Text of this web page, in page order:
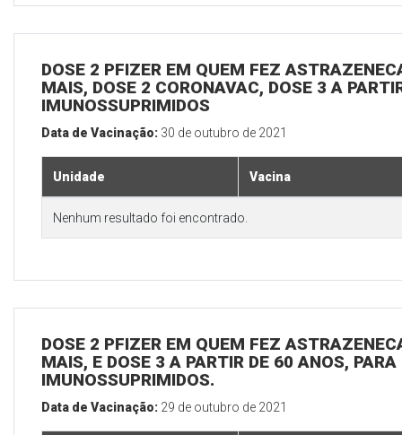
DOSE 2 PFIZER EM QUEM FEZ
MAIS, DOSE 2 CORONAVAC, DOSE 3 A
IMUNOSSUPRIMIDOS
Data de Vacinação: 30 de outubro de 2021
Unidade Vacina
Nenhum resultado foi encontrado.
DOSE 2 PFIZER EM QUEM FEZ
MAIS, E DOSE 3 A PARTIR DE 60 ANOS,
IMUNOSSUPRIMIDOS.
Data de Vacinação: 29 de outubro de 2021